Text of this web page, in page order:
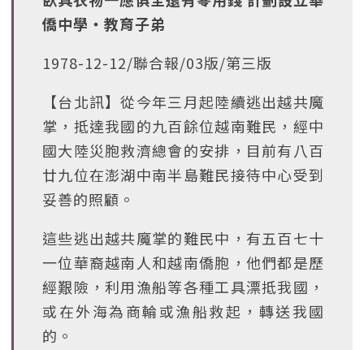
僑中學‧教育子弟
1978-12-12/聯合報/03版/第三版
【台北訊】從今年三月起陸續逃出越共魔
掌，抵達我國的九百餘位越南難民，經中
國大陸災胞救濟總會的安排，目前有八百
廿九位在澎湖中南半島難民接待中心受到
妥善的照顧。
這些逃出越共魔掌的難民中，有五百七十
一位華裔越南人和越南僑胞，他們都是歷
經艱險，利用漁船等各種工具漂抵我國，
或在外海為商輪或漁船救起，轉送我國
的。